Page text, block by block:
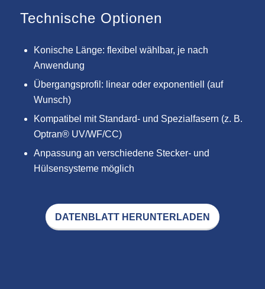
Technische Optionen
Konische Länge: flexibel wählbar, je nach
Anwendung
Übergangsprofil: linear oder exponentiell (auf
Wunsch)
Kompatibel mit Standard- und Spezialfasern (z. B.
Optran® UV/WF/CC)
Anpassung an verschiedene Stecker- und
Hülsensysteme möglich
DATENBLATT HERUNTERLADEN